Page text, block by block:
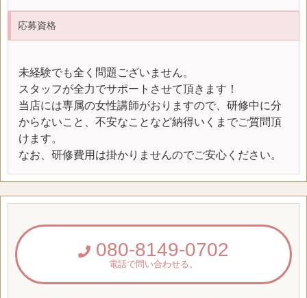
応募資格
未経験でも全く問題ございません。
スタッフが全力でサポートさせて頂きます！
当店には専属の女性講師がおりますので、研修中に分
からないこと、不安なことなど納得いくまでご質問頂
けます。
なお、研修費用は掛かりませんのでご安心ください。
080-8149-0702
電話で問い合わせる。